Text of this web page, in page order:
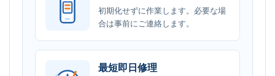
初期化せずに作業します。必要な場
合は事前にご連絡します。
最短即日修理